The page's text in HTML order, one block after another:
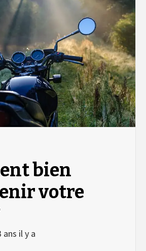
bien
votre
ans il y a